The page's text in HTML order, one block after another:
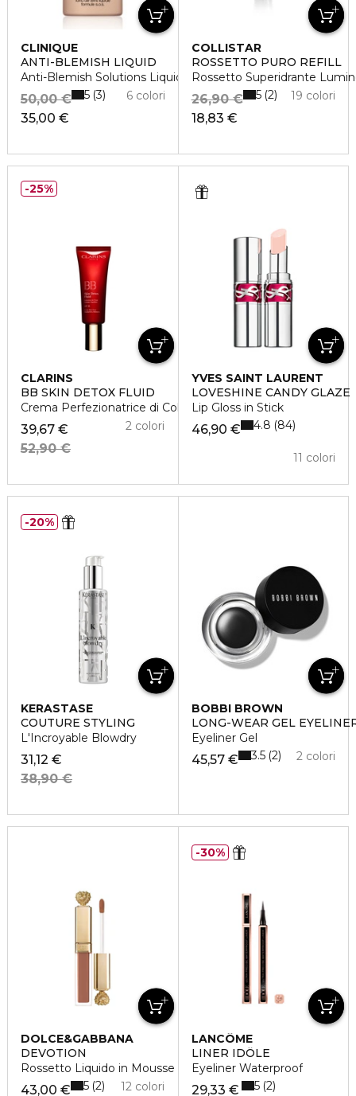
CLINIQUE
ANTI-BLEMISH LIQUID
Anti-Blemish Solutions Liquid Makeup
35,00 €
50,00 € 6 colori
5 3
COLLISTAR
ROSSETTO PURO REFILL
Rossetto Superidrante
18,83 €
26,90 € 19 colori
5 2
CLARINS
BB SKIN DETOX FLUID
Crema Perfezionatrice di Colorito
39,67 €
52,90 €
2 colori
25%
YVES SAINT LAURENT
LOVESHINE CANDY GLAZE
Lip Gloss in Stick
46,90 €
11 colori
4.8 84
KERASTASE
COUTURE STYLING
L'Incroyable Blowdry
31,12 €
38,90 €
20%
BOBBI BROWN
LONG-WEAR GEL
Eyeliner Gel
45,57 € 2 colori
3.5 2
DOLCE&GABBANA
DEVOTION
Rossetto Liquido in Mousse
43,00 € 12 colori
5 2
LANCÔME
LINER IDÔLE
Eyeliner Waterproof
29,33 € 5 2
30%